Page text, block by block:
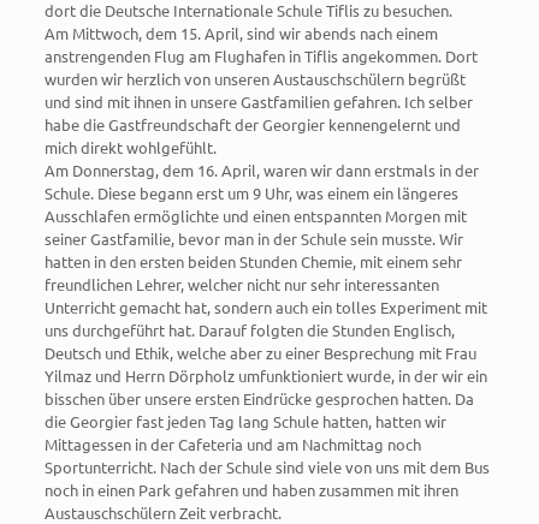
dort die Deutsche Internationale Schule Tiflis zu besuchen.
Am Mittwoch, dem 15. April, sind wir abends nach einem
anstrengenden Flug am Flughafen in Tiflis angekommen. Dort
wurden wir herzlich von unseren Austauschschülern begrüßt
und sind mit ihnen in unsere Gastfamilien gefahren. Ich selber
habe die Gastfreundschaft der Georgier kennengelernt und
mich direkt wohlgefühlt.
Am Donnerstag, dem 16. April, waren wir dann erstmals in der
Schule. Diese begann erst um 9 Uhr, was einem ein längeres
Ausschlafen ermöglichte und einen entspannten Morgen mit
seiner Gastfamilie, bevor man in der Schule sein musste. Wir
hatten in den ersten beiden Stunden Chemie, mit einem sehr
freundlichen Lehrer, welcher nicht nur sehr interessanten
Unterricht gemacht hat, sondern auch ein tolles Experiment mit
uns durchgeführt hat. Darauf folgten die Stunden Englisch,
Deutsch und Ethik, welche aber zu einer Besprechung mit Frau
Yilmaz und Herrn Dörpholz umfunktioniert wurde, in der wir ein
bisschen über unsere ersten Eindrücke gesprochen hatten. Da
die Georgier fast jeden Tag lang Schule hatten, hatten wir
Mittagessen in der Cafeteria und am Nachmittag noch
Sportunterricht. Nach der Schule sind viele von uns mit dem Bus
noch in einen Park gefahren und haben zusammen mit ihren
Austauschschülern Zeit verbracht.